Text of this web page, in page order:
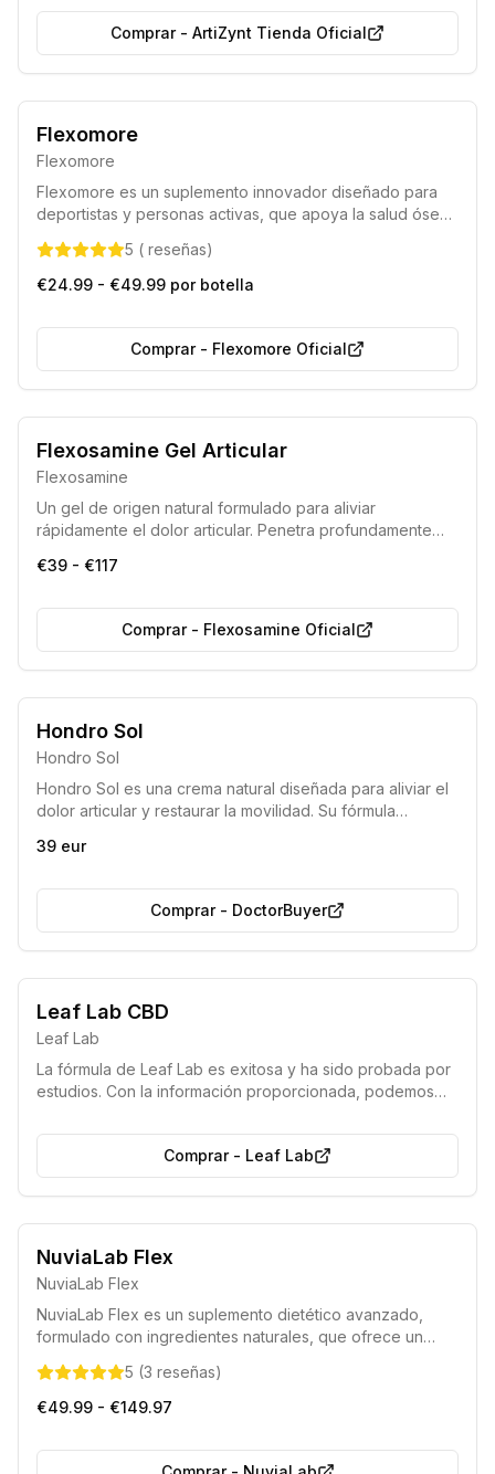
Comprar- ArtiZynt Tienda Oficial
Formulación innovadora con componentes naturales
Preferido por deportistas y atletas
Flexomore
Flexomore
Flexomore es un suplemento innovador diseñado para
deportistas y personas activas, que apoya la salud ósea
Ayuda a mejorar la flexibilidad, previene la rigidez
matutina y optimiza la recuperación física, permitiendo
5 ( reseñas)
€24.99 - €49.99 por botella
Comprar- Flexomore Oficial
Producto 100% Natural Alta Calidad Garantizada
Flexosamine Gel Articular
Flexosamine
Un gel de origen natural formulado para aliviar
rápidamente el dolor articular. Penetra profundamente
eficaz en solo unos minutos.
€39 - €117
Comprar- Flexosamine Oficial
Hondro Sol
Hondro Sol
Hondro Sol es una crema natural diseñada para aliviar el
dolor articular y restaurar la movilidad. Su fórmula
ingredientes para ofrecer una solución integral contra las
devolviendo la fuerza de la naturaleza para proteger su
39 eur
Comprar- DoctorBuyer
Leaf Lab CBD
Leaf Lab
La fórmula de Leaf Lab es exitosa y ha sido probada por
estudios. Con la información proporcionada, podemos
objetivos para el uso de CBD.
Comprar- Leaf Lab
NuviaLab Flex
NuviaLab Flex
NuviaLab Flex es un suplemento dietético avanzado,
formulado con ingredientes naturales, que ofrece un
huesos. Su composición única favorece la flexibilidad
articular, contribuye a mitigar las molestias y promueve la
5 (3 reseñas)
€49.99 - €149.97